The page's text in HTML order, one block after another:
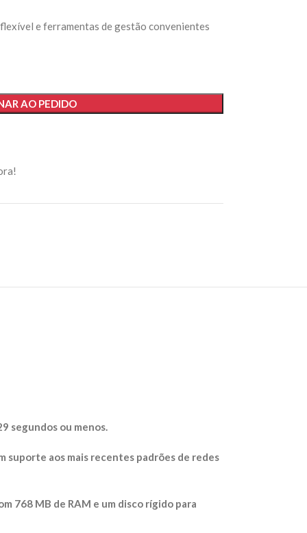
e ferramentas de gestão convenientes
AO PEDIDO
segundos ou menos.
suporte aos mais recentes padrões de redes
768 MB de RAM e um disco rígido para